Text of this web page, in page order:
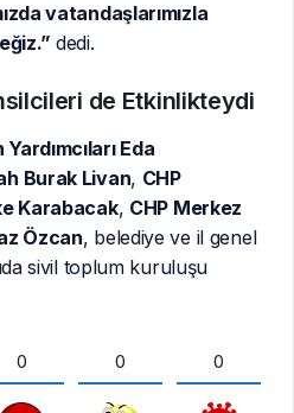
vatandaşlarımızla
dedi.
de Etkinlikteydi
Eda
Burak Livan, CHP
Karabacak, CHP Merkez
Özcan, belediye ve il genel
sivil toplum kuruluşu
0 0 0